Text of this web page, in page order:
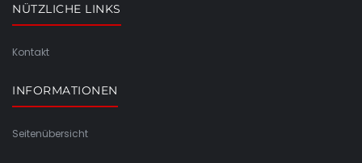
NÜTZLICHE LINKS
Kontakt
INFORMATIONEN
Seitenübersicht